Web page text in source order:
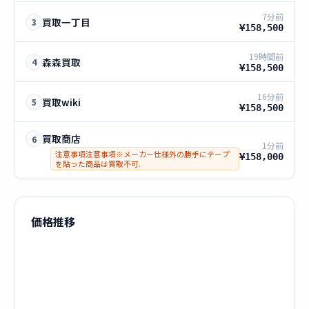
3 買取一丁目 7分前
¥158,500
4 森森買取 19時間前
¥158,500
5 買取wiki 16分前
¥158,500
6 買取商店
注意事項注意事項※メーカー仕様外の勝手にテープ
を貼った商品は買取不可.
1分前
¥158,000
価格推移